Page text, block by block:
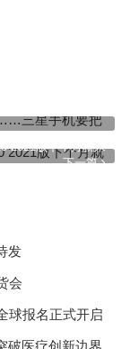
下一篇
2021版下个月就来
发
会
球报名正式开启
破医疗创新边界